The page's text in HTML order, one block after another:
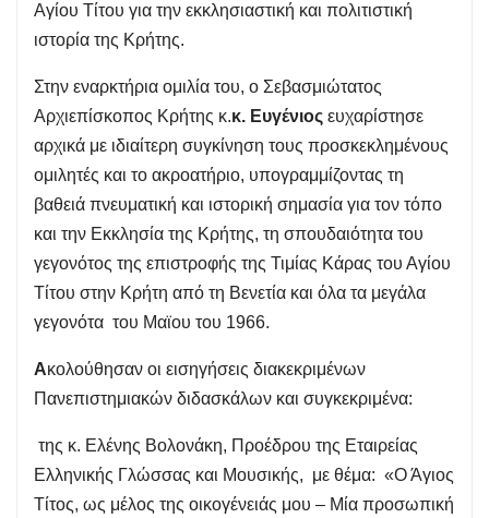
Αγίου Τίτου για την εκκλησιαστική και πολιτιστική
ιστορία της Κρήτης.
Στην εναρκτήρια ομιλία του, ο Σεβασμιώτατος
Αρχιεπίσκοπος Κρήτης κ.κ. Ευγένιος ευχαρίστησε
αρχικά με ιδιαίτερη συγκίνηση τους προσκεκλημένους
ομιλητές και το ακροατήριο, υπογραμμίζοντας τη
βαθειά πνευματική και ιστορική σημασία για τον τόπο
και την Εκκλησία της Κρήτης, τη σπουδαιότητα του
γεγονότος της επιστροφής της Τιμίας Κάρας του Αγίου
Τίτου στην Κρήτη από τη Βενετία και όλα τα μεγάλα
γεγονότα του Μαϊου του 1966.
Ακολούθησαν οι εισηγήσεις διακεκριμένων
Πανεπιστημιακών διδασκάλων και συγκεκριμένα:
της κ. Ελένης Βολονάκη, Προέδρου της Εταιρείας
Ελληνικής Γλώσσας και Μουσικής, με θέμα: «Ο Άγιος
Τίτος, ως μέλος της οικογένειάς μου – Μία προσωπική